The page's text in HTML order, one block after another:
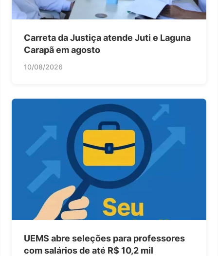
Carreta da Justiça atende Juti e Laguna
Carapã em agosto
10/08/2026
UEMS abre seleções para professores
com salários de até R$ 10,2 mil